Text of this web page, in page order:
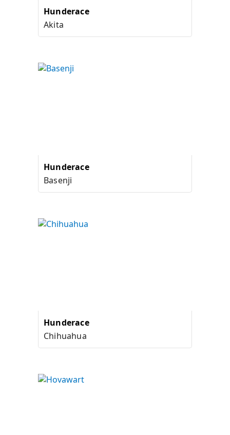
Hunderace
Akita
Hunderace
Basenji
Hunderace
Chihuahua